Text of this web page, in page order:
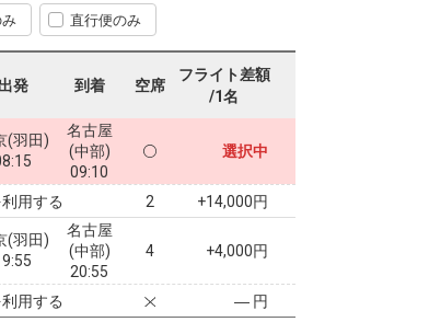
直行便のみ
出発 到着 空席
フライト差額
/1名
(羽田)
名古屋
(中部)
09:10
選択中
用する 2 +14,000円
(羽田)
名古屋
(中部)
20:55
4 +4,000円
用する ― 円